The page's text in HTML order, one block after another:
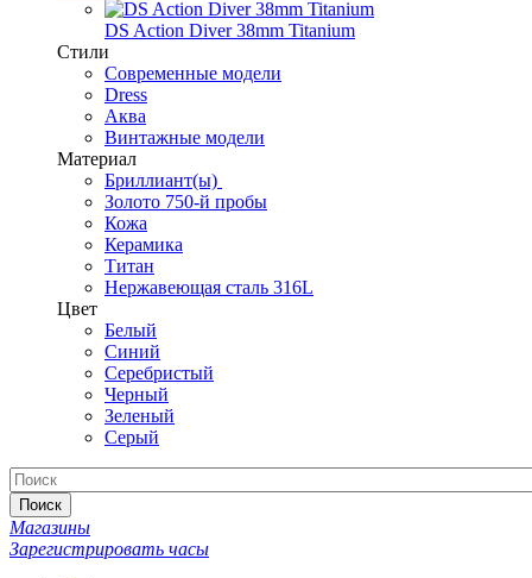
DS Action Diver 38mm Titanium
Стили
Современные модели
Dress
Аква
Винтажные модели
Материал
Бриллиант(ы)
Золото 750-й пробы
Кожа
Керамика
Титан
Нержавеющая сталь 316L
Цвет
Белый
Синий
Серебристый
Черный
Зеленый
Серый
Поиск
Магазины
Зарегистрировать часы